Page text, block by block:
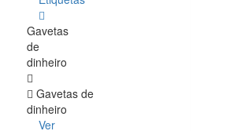
Gavetas
de
dinheiro
Gavetas de
dinheiro
Ver